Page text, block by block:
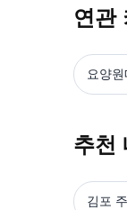
연관
요양원
추천
김포